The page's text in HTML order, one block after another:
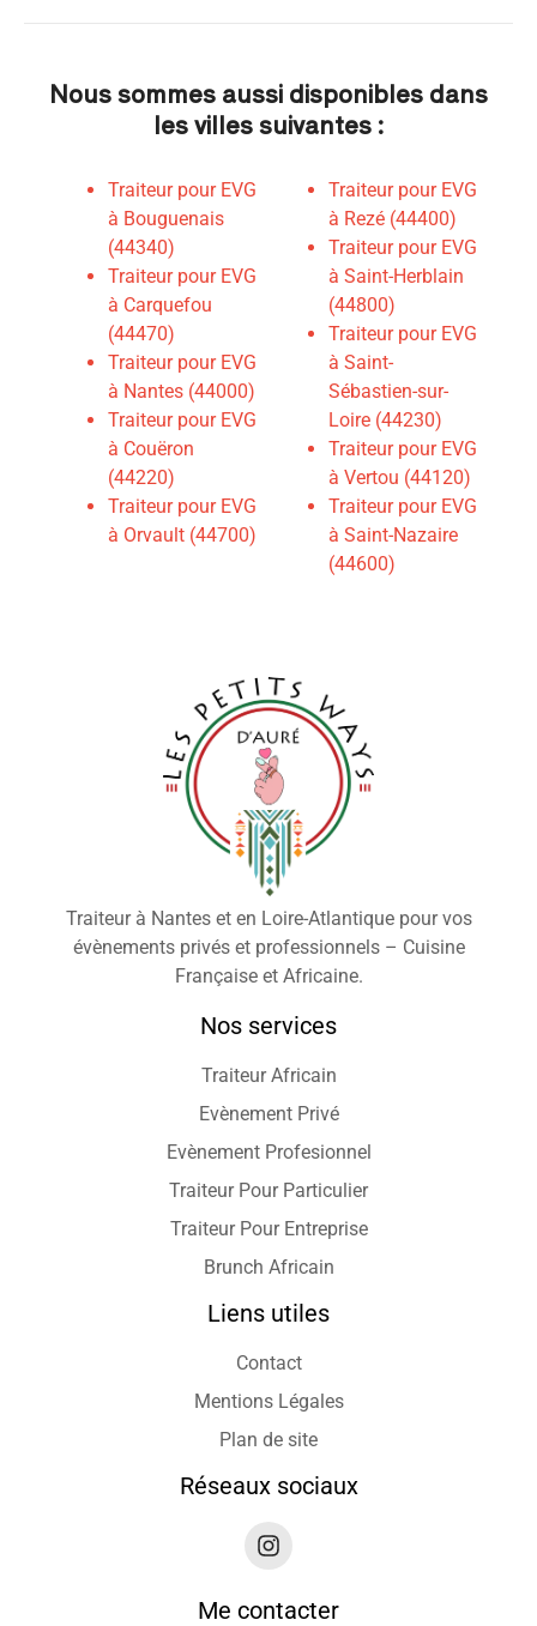
Nous sommes aussi disponibles dans
les villes suivantes :
Traiteur pour EVG
à Bouguenais
(44340)
Traiteur pour EVG
à Carquefou
(44470)
Traiteur pour EVG
à Nantes (44000)
Traiteur pour EVG
à Couëron
(44220)
Traiteur pour EVG
à Orvault (44700)
Traiteur pour EVG
à Rezé (44400)
Traiteur pour EVG
à Saint-Herblain
(44800)
Traiteur pour EVG
à Saint-
Sébastien-sur-
Loire (44230)
Traiteur pour EVG
à Vertou (44120)
Traiteur pour EVG
à Saint-Nazaire
(44600)
Traiteur à Nantes et en Loire-Atlantique pour vos
évènements privés et professionnels – Cuisine
Française et Africaine.
Nos services
Traiteur Africain
Evènement Privé
Evènement Profesionnel
Traiteur Pour Particulier
Traiteur Pour Entreprise
Brunch Africain
Liens utiles
Contact
Mentions Légales
Plan de site
Réseaux sociaux
Me contacter